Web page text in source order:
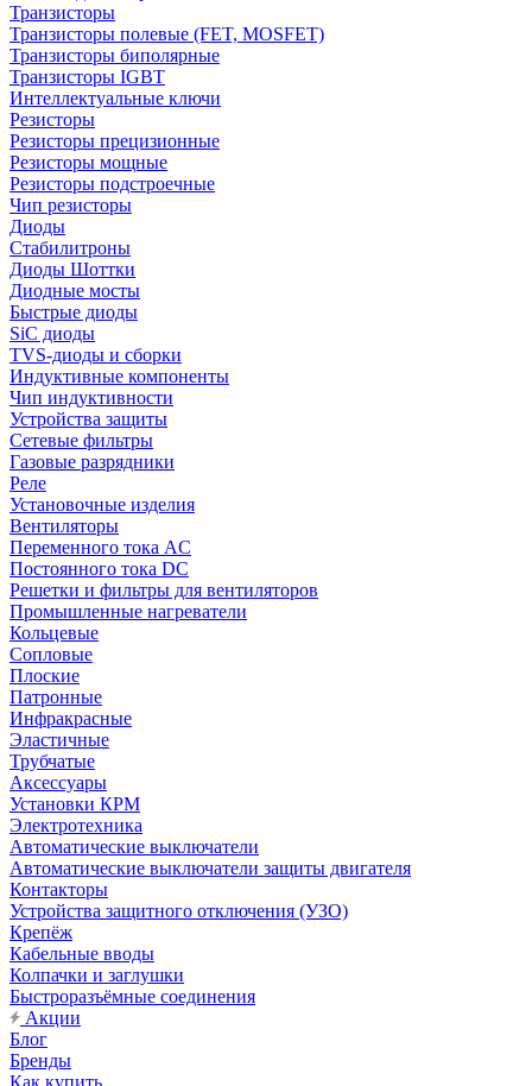
Транзисторы
Транзисторы полевые (FET, MOSFET)
Транзисторы биполярные
Транзисторы IGBT
Интеллектуальные ключи
Резисторы
Резисторы прецизионные
Резисторы мощные
Резисторы подстроечные
Чип резисторы
Диоды
Стабилитроны
Диоды Шоттки
Диодные мосты
Быстрые диоды
SiC диоды
TVS-диоды и сборки
Индуктивные компоненты
Чип индуктивности
Устройства защиты
Сетевые фильтры
Газовые разрядники
Реле
Установочные изделия
Вентиляторы
Переменного тока AC
Постоянного тока DC
Решетки и фильтры для вентиляторов
Промышленные нагреватели
Кольцевые
Сопловые
Плоские
Патронные
Инфракрасные
Эластичные
Трубчатые
Аксессуары
Установки КРМ
Электротехника
Автоматические выключатели
Автоматические выключатели защиты двигателя
Контакторы
Устройства защитного отключения (УЗО)
Крепёж
Кабельные вводы
Колпачки и заглушки
Быстроразъёмные соединения
Акции
Блог
Бренды
Как купить